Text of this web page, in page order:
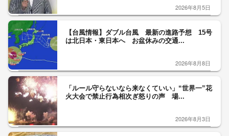
2026年8月5日
【台風情報】ダブル台風 最新の進路予想 15号
は北日本・東日本へ お盆休みの交通...
2026年8月8日
「ルール守らないなら来なくていい」“世界一”花
火大会で禁止行為相次ぎ怒りの声 場...
2026年8月3日